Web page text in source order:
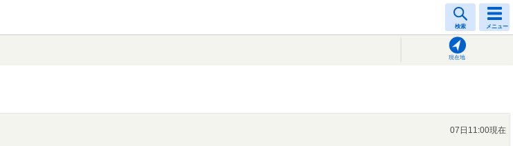
検索 メニュー
現在地
07日11:00現在